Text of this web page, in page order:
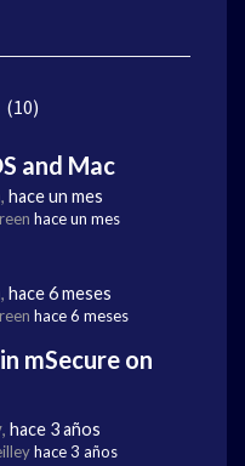
10
and Mac
, hace un mes
hace un mes
, hace 6 meses
hace 6 meses
mSecure on
, hace 3 años
hace 3 años